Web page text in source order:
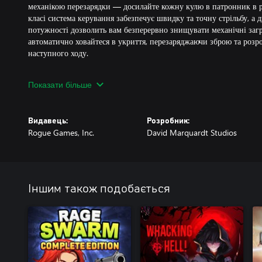
механікою перезарядки — досилайте кожну кулю в патронник
класі система керування забезпечує швидку та точну стрільбу,
потужності дозволить вам безперервно знищувати механічні
автоматично ховайтеся в укриття, перезаряджаючи зброю та
наступного ходу.
Обирайте свій арсенал з майже 2 000 унікальних револьверів,
оновленнями. Покращуйте свого стрільця за допомогою 24
змінюють ігровий процес
пройде весь курс, чекає ще багато-багато годин пригод.
світ з чотирма унікальними регіонами, боріться з вражаючим
унікальні сильні та слабкі сторони. Вимагайте винагороди за
сутичках з босами
Показати більше
Видавець:
Rogue Games, Inc.
Розробник:
David Marquardt Studios
Іншим також подобається